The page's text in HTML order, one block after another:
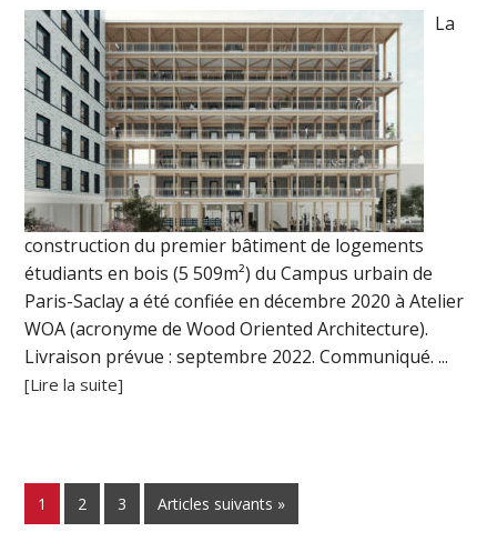
La
construction du premier bâtiment de logements
étudiants en bois (5 509m²) du Campus urbain de
Paris-Saclay a été confiée en décembre 2020 à Atelier
WOA (acronyme de Wood Oriented Architecture).
Livraison prévue : septembre 2022. Communiqué. ...
[Lire la suite]
1 2 3 Articles suivants »